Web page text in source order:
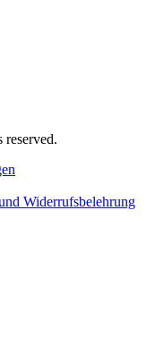
Widerrufsbelehrung